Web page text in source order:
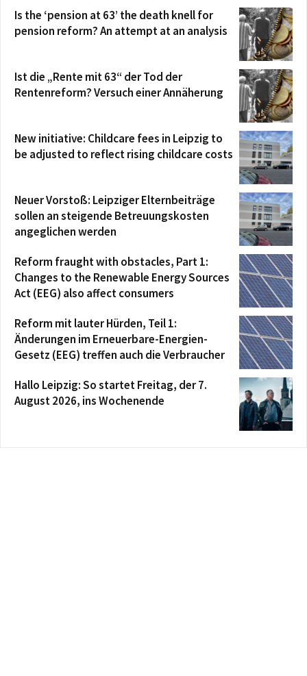
Is the ‘pension at 63’ the death knell for
pension reform? An attempt at an analysis
Ist die „Rente mit 63“ der Tod der
Rentenreform? Versuch einer Annäherung
New initiative: Childcare fees in Leipzig to
be adjusted to reflect rising childcare costs
Neuer Vorstoß: Leipziger Elternbeiträge
sollen an steigende Betreuungskosten
angeglichen werden
Reform fraught with obstacles, Part 1:
Changes to the Renewable Energy Sources
Act (EEG) also affect consumers
Reform mit lauter Hürden, Teil 1:
Änderungen im Erneuerbare-Energien-
Gesetz (EEG) treffen auch die Verbraucher
Hallo Leipzig: So startet Freitag, der 7.
August 2026, ins Wochenende